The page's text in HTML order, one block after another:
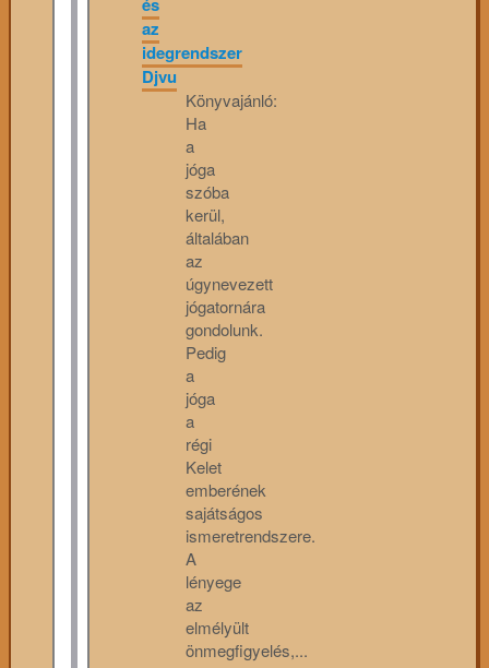
az
idegrendszer
Djvu
Könyvajánló:
Ha
a
jóga
szóba
kerül,
általában
az
úgynevezett
jógatornára
gondolunk.
Pedig
a
jóga
a
régi
Kelet
emberének
sajátságos
ismeretrendszere.
A
lényege
az
elmélyült
önmegfigyelés,...